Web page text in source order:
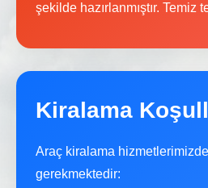
şekilde hazırlanmıştır.
Kiralama
Araç kiralama
gerekmektedir: